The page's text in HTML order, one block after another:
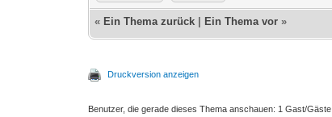
« Ein Thema zurück Ein Thema vor »
Druckversion anzeigen
Benutzer, die gerade dieses Thema anschauen: 1 Gast/Gäste